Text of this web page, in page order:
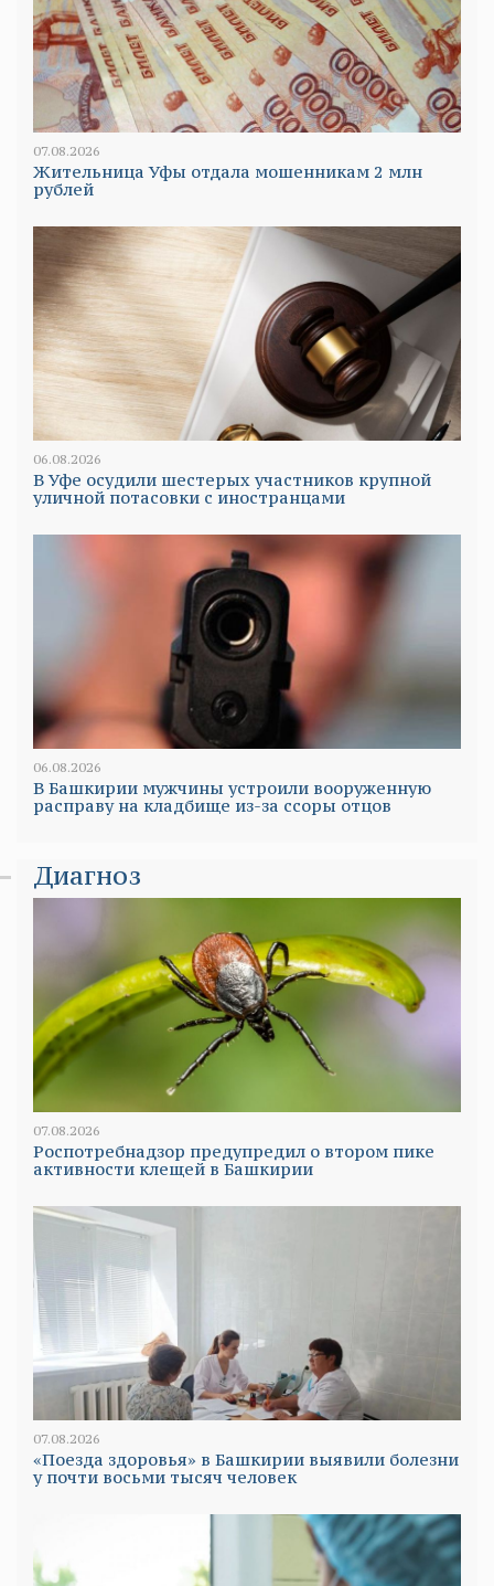
07.08.2026
Жительница Уфы отдала мошенникам 2 млн
рублей
06.08.2026
В Уфе осудили шестерых участников крупной
уличной потасовки с иностранцами
06.08.2026
В Башкирии мужчины устроили вооруженную
расправу на кладбище из-за ссоры отцов
Диагноз
07.08.2026
Роспотребнадзор предупредил о втором пике
активности клещей в Башкирии
07.08.2026
«Поезда здоровья» в Башкирии выявили болезни
у почти восьми тысяч человек